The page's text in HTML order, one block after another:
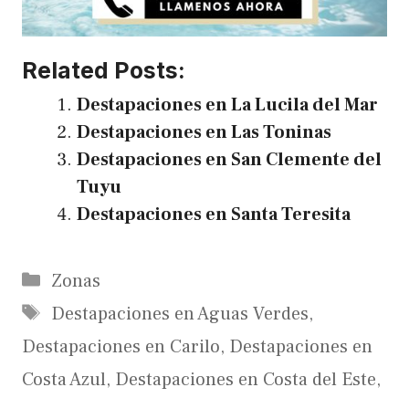
Related Posts:
Destapaciones en La Lucila del Mar
Destapaciones en Las Toninas
Destapaciones en San Clemente del
Tuyu
Destapaciones en Santa Teresita
Categories
Zonas
Tags
Destapaciones en Aguas Verdes,
Destapaciones en Carilo, Destapaciones en
Costa Azul, Destapaciones en Costa del Este,